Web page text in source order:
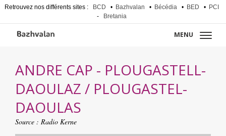
Retrouvez nos différents sites : BCD • Bazhvalan • Bécédia • BED •
PCI
-
Bretania
MENU
ANDRE CAP - PLOUGASTELL-
DAOULAZ / PLOUGASTEL-
DAOULAS
Source : Radio Kerne